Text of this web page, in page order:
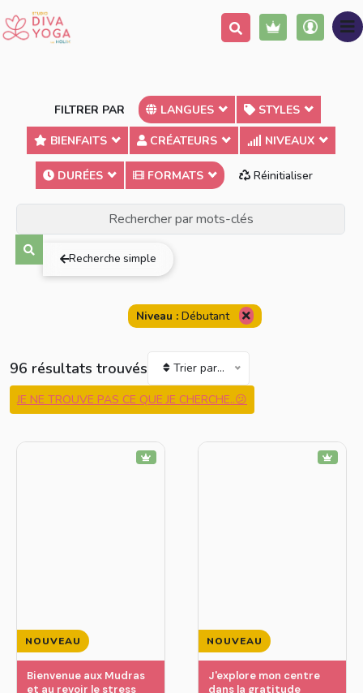
FILTRER PAR LANGUES
STYLES
BIENFAITS
CRÉATEURS NIVEAUX
DURÉES FORMATS Réinitialiser
Terme exact Au moins un des mots
Recherche simple
Niveau :Débutant
96 résultats trouvés Trier par...
JE NE TROUVE PAS CE QUE JE CHERCHE..😕
NOUVEAU
Bienvenue aux Mudras
et au revoir le stress
NOUVEAU
J'explore mon centre
dans la gratitude